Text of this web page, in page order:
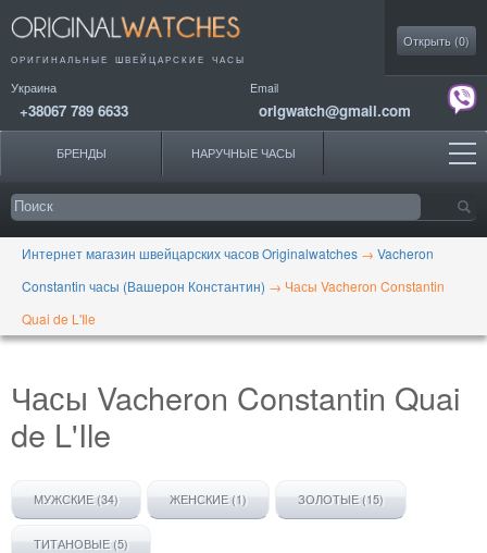
ОРИГИНАЛЬНЫЕ ШВЕЙЦАРСКИЕ ЧАСЫ
Украина
+38067 789 6633
Email
origwatch@gmail.com
Открыть (0)
БРЕНДЫ НАРУЧНЫЕ ЧАСЫ
Интернет магазин швейцарских часов Originalwatches → Vacheron
Constantin часы (Вашерон Константин) → Часы Vacheron Constantin
Quai de L'Ile
Часы Vacheron Constantin Quai
de L'Ile
МУЖСКИЕ (34) ЖЕНСКИЕ (1) ЗОЛОТЫЕ (15)
ТИТАНОВЫЕ (5)